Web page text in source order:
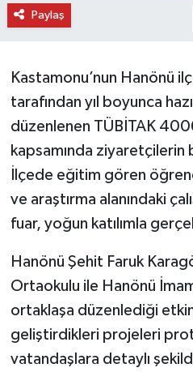
Paylaş
Kastamonu’nun Hanönü
tarafından yıl boyunca
düzenlenen TÜBİTAK
kapsamında ziyaretçilerin
İlçede eğitim gören
ve araştırma alanındaki
fuar, yoğun katılımla
Hanönü Şehit Faruk
Ortaokulu ile Hanönü
ortaklaşa düzenlediği
geliştirdikleri projeleri
vatandaşlara detaylı
Merkez Haberleri
Pınarbaşı Haberleri
Şenpazar Haberleri
Seydiler Haberleri
Tosya Haberleri
Karadeniz Haberleri
Ulusal Haberler